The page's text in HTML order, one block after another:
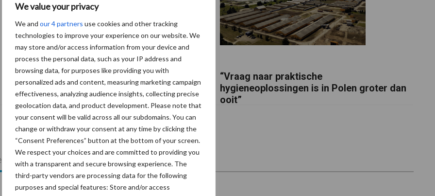
We value your privacy
We and our 4 partners use cookies and other tracking
technologies to improve your experience on our website. We
may store and/or access information from your device and
process the personal data, such as your IP address and
browsing data, for purposes like providing you with
personalized ads and content, measuring marketing campaign
effectiveness, analyzing audience insights, collecting precise
geolocation data, and product development. Please note that
your consent will be valid across all our subdomains. You can
change or withdraw your consent at any time by clicking the
“Consent Preferences” button at the bottom of your screen.
We respect your choices and are committed to providing you
with a transparent and secure browsing experience. The
third-party vendors are processing data for the following
purposes and special features: Store and/or access
Tien praktische tips voor een langere
levensduur
“Vraag naar praktische
hygieneoplossingen is in Polen groter dan
ooit”
Veevoer Wet en regelgeving